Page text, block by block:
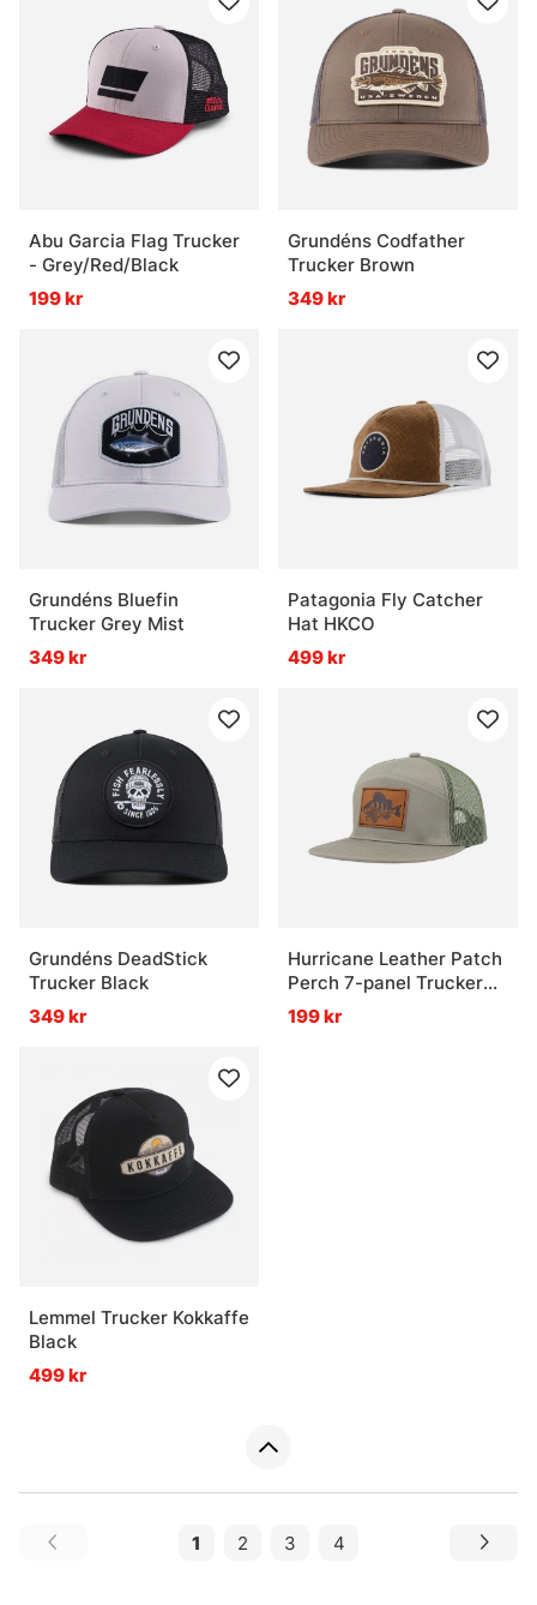
Abu Garcia Flag Trucker
- Grey/Red/Black
199 kr
Grundéns Codfather
Trucker Brown
349 kr
Grundéns Bluefin
Trucker Grey Mist
349 kr
Patagonia Fly Catcher
Hat HKCO
499 kr
Grundéns DeadStick
Trucker Black
349 kr
Hurricane Leather Patch
Perch 7-panel Trucker
Hat
199 kr
Lemmel Trucker Kokkaffe
Black
499 kr
1 2 3 4